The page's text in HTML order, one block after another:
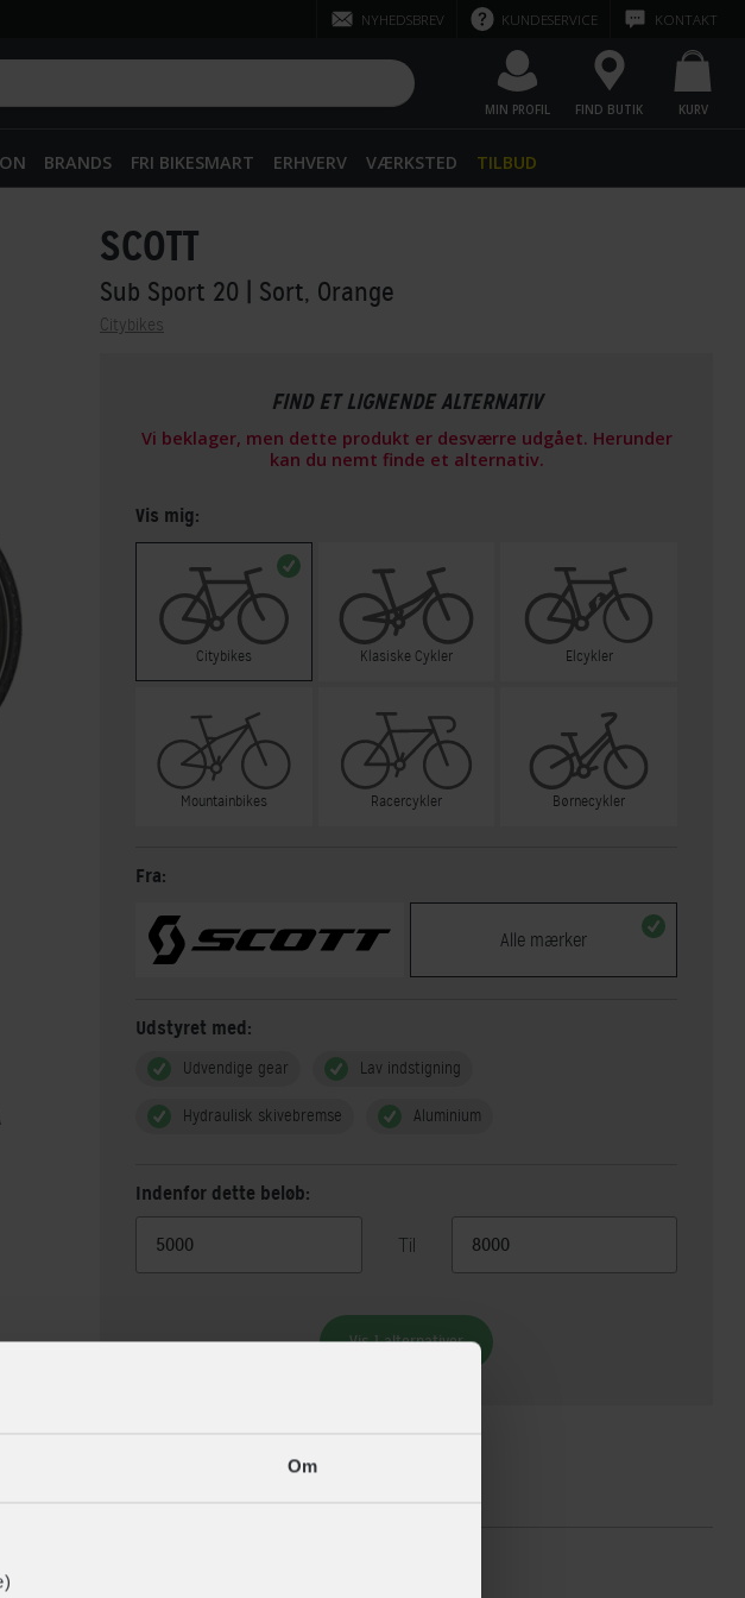
Om
NYHEDSBREV KUNDESERVICE KONTAKT
MIN PROFIL FIND BUTIK KURV
BRANDS FRI BIKESMART ERHVERV VÆRKSTED TILBUD
SCOTT
Sub Sport 20 | Sort, Orange
Citybikes
FIND ET LIGNENDE ALTERNATIV
Vi beklager, men dette produkt er desværre udgået. Herunder
kan du nemt finde et alternativ.
Vis mig:
Citybikes Klasiske Cykler Elcykler
Mountainbikes Racercykler Børnecykler
Fra:
Alle mærker
Udstyret med:
Udvendige gear Lav indstigning
Hydraulisk skivebremse Aluminium
Indenfor dette beløb:
Til
Vis 1 alternativer